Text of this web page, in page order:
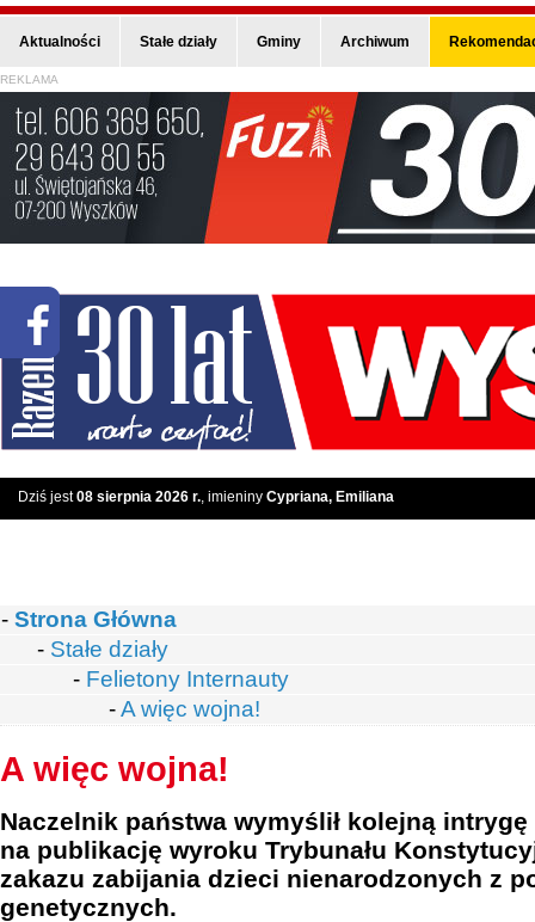
Aktualności Stałe działy Gminy Archiwum
REKLAMA
Dziś jest08 sierpnia 2026 r., imieniny Cypriana, Emiliana
- Strona Główna
- Stałe działy
- Felietony Internauty
-A więc wojna!
A więc wojna!
Naczelnik państwa wymyślił kolejną
na publikację wyroku Trybunału
zakazu zabijania dzieci nienarodzonych z
genetycznych.